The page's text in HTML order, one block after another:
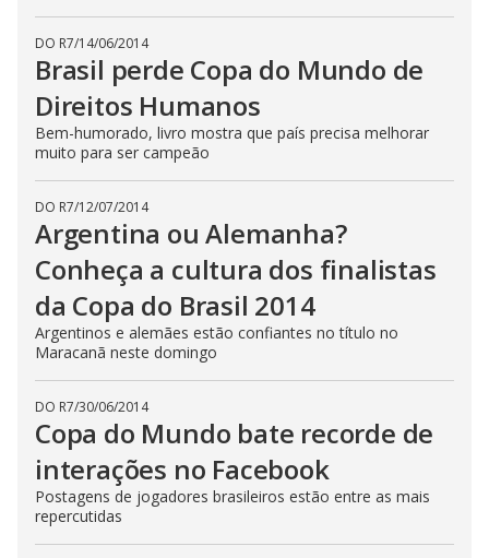
DO R7/14/06/2014
Brasil perde Copa do Mundo de
Direitos Humanos
Bem-humorado, livro mostra que país precisa melhorar
muito para ser campeão
DO R7/12/07/2014
Argentina ou Alemanha?
Conheça a cultura dos finalistas
da Copa do Brasil 2014
Argentinos e alemães estão confiantes no título no
Maracanã neste domingo
DO R7/30/06/2014
Copa do Mundo bate recorde de
interações no Facebook
Postagens de jogadores brasileiros estão entre as mais
repercutidas